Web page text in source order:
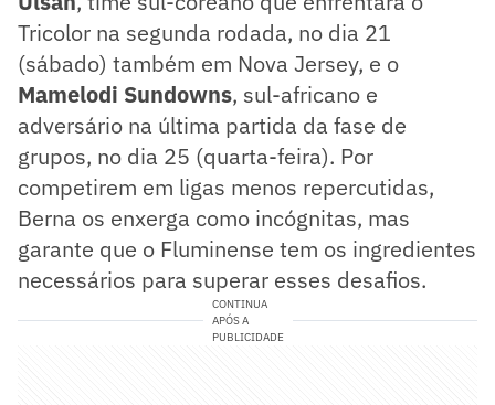
Tricolor na segunda rodada, no dia 21
(sábado) também em Nova Jersey, e o
Mamelodi Sundowns, sul-africano e
adversário na última partida da fase de
grupos, no dia 25 (quarta-feira). Por
competirem em ligas menos repercutidas,
Berna os enxerga como incógnitas, mas
garante que o Fluminense tem os ingredientes
necessários para superar esses desafios.
CONTINUA
APÓS A
PUBLICIDADE